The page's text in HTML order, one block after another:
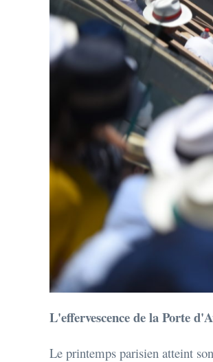
L'effervescence de la Porte
Le printemps parisien atteint